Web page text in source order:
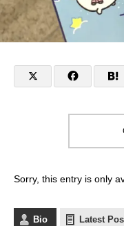
Sorry, this entry is only
Bio Latest